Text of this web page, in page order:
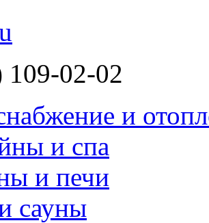
109-02-02
и
и спа
и печи
сауны